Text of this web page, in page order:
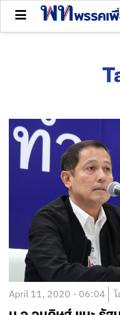
April 11, 2020 - 06:04